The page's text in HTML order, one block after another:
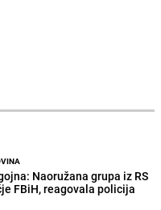
Naoružana grupa iz RS
FBiH, reagovala policija